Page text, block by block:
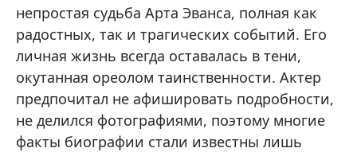
непростая судьба Арта Эванса, полная как
радостных, так и трагических событий. Его
личная жизнь всегда оставалась в тени,
окутанная ореолом таинственности. Актер
предпочитал не афишировать подробности,
не делился фотографиями, поэтому многие
факты биографии стали известны лишь